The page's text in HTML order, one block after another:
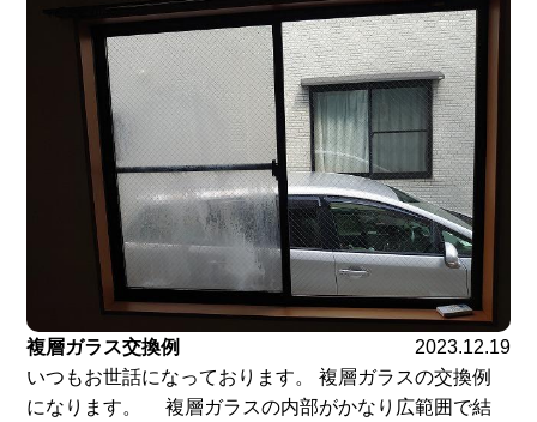
複層ガラス交換例
2023.12.19
いつもお世話になっております。 複層ガラスの交換例
になります。 複層ガラスの内部がかなり広範囲で結